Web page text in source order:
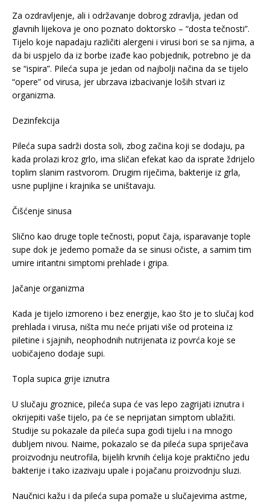
Za ozdravljenje, ali i održavanje dobrog zdravlja, jedan od
glavnih lijekova je ono poznato doktorsko – “dosta tečnosti”.
Tijelo koje napadaju različiti alergeni i virusi bori se sa njima, a
da bi uspjelo da iz borbe izađe kao pobjednik, potrebno je da
se “ispira”. Pileća supa je jedan od najbolji načina da se tijelo
“opere” od virusa, jer ubrzava izbacivanje loših stvari iz
organizma.
Dezinfekcija
Pileća supa sadrži dosta soli, zbog začina koji se dodaju, pa
kada prolazi kroz grlo, ima sličan efekat kao da isprate ždrijelo
toplim slanim rastvorom. Drugim riječima, bakterije iz grla,
usne pupljine i krajnika se uništavaju.
Čišćenje sinusa
Slično kao druge tople tečnosti, poput čaja, isparavanje tople
supe dok je jedemo pomaže da se sinusi očiste, a samim tim
umire iritantni simptomi prehlade i gripa.
Jačanje organizma
Kada je tijelo izmoreno i bez energije, kao što je to slučaj kod
prehlada i virusa, ništa mu neće prijati više od proteina iz
piletine i sjajnih, neophodnih nutrijenata iz povrća koje se
uobičajeno dodaje supi.
Topla supica grije iznutra
U slučaju groznice, pileća supa će vas lepo zagrijati iznutra i
okrijepiti vaše tijelo, pa će se neprijatan simptom ublažiti.
Studije su pokazale da pileća supa godi tijelu i na mnogo
dubljem nivou. Naime, pokazalo se da pileća supa spriječava
proizvodnju neutrofila, bijelih krvnih ćelija koje praktično jedu
bakterije i tako izazivaju upale i pojačanu proizvodnju sluzi.
Naučnici kažu i da pileća supa pomaže u slučajevima astme,